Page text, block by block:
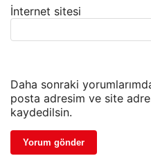
İnternet sitesi
Daha sonraki
posta adresim ve site
kaydedilsin.